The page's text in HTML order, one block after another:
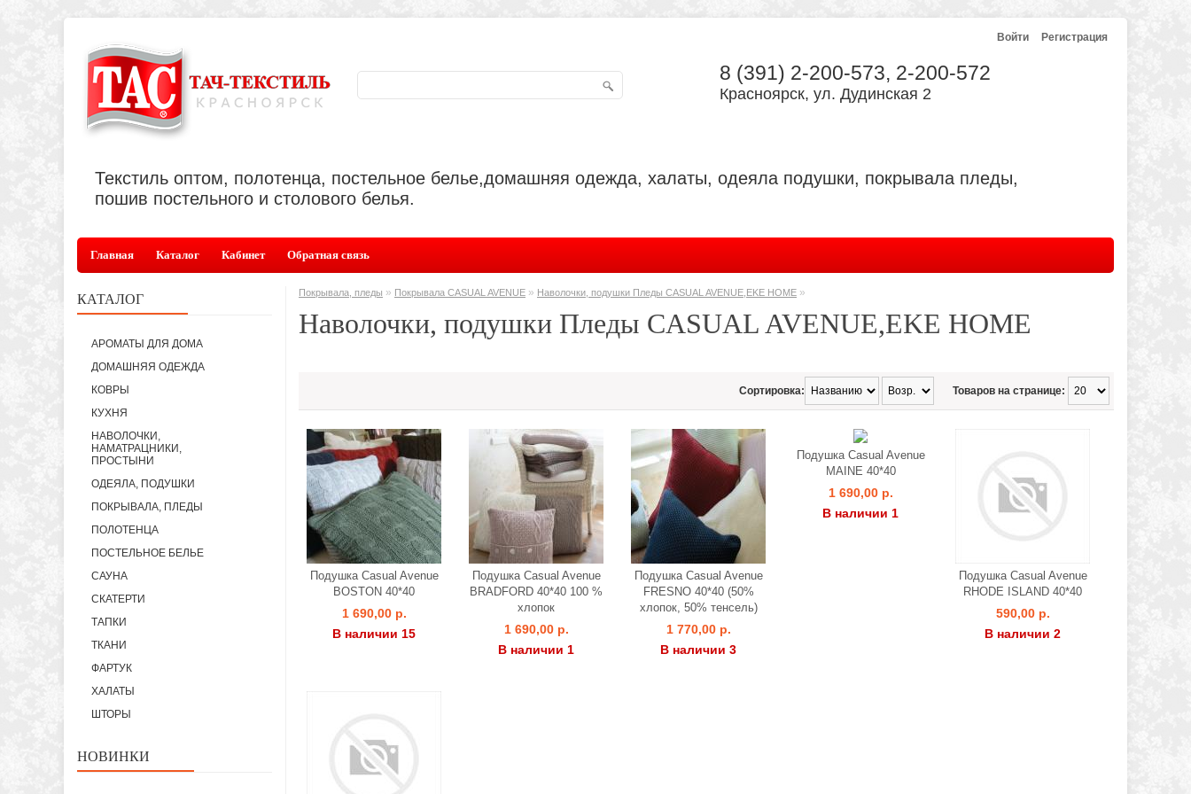
Войти Регистрация
8 (391) 2-200-573, 2-200-572
Красноярск, ул. Дудинская 2
Текстиль оптом, полотенца, постельное белье,домашняя одежда, халаты, одеяла подушки, покрывала пледы,
пошив постельного и столового белья.
Главная Каталог Кабинет Обратная связь
КАТАЛОГ
АРОМАТЫ ДЛЯ ДОМА
ДОМАШНЯЯ ОДЕЖДА
КОВРЫ
КУХНЯ
НАВОЛОЧКИ,
НАМАТРАЦНИКИ,
ПРОСТЫНИ
ОДЕЯЛА, ПОДУШКИ
ПОКРЫВАЛА, ПЛЕДЫ
ПОЛОТЕНЦА
ПОСТЕЛЬНОЕ БЕЛЬЕ
САУНА
СКАТЕРТИ
ТАПКИ
ТКАНИ
ФАРТУК
ХАЛАТЫ
ШТОРЫ
НОВИНКИ
Покрывала, пледы » Покрывала CASUAL AVENUE » Наволочки, подушки Пледы CASUAL AVENUE,EKE HOME »
Наволочки, подушки Пледы CASUAL AVENUE,EKE HOME
Товаров на странице:
Сортировка:
Подушка Casual Avenue
BOSTON 40*40
1 690,00 р.
В наличии 15
Подушка Casual Avenue
BRADFORD 40*40 100 %
хлопок
1 690,00 р.
В наличии 1
Подушка Casual Avenue
FRESNO 40*40 (50%
хлопок, 50% тенсель)
1 770,00 р.
В наличии 3
Подушка Casual Avenue
MAINE 40*40
1 690,00 р.
В наличии 1
Подушка Casual Avenue
RHODE ISLAND 40*40
590,00 р.
В наличии 2